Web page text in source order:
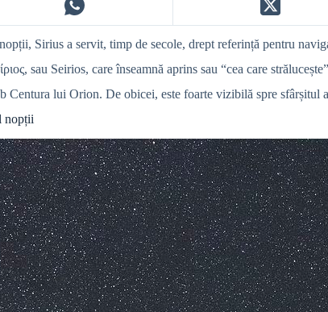
Sirius a servit, timp de secole, drept referință pentru
sau Seirios, care înseamnă aprins sau “cea care
Centura lui Orion. De obicei, este foarte vizibilă spre
nopții